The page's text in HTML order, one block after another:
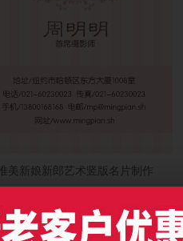
唯美新娘新郎艺术竖版名片制作